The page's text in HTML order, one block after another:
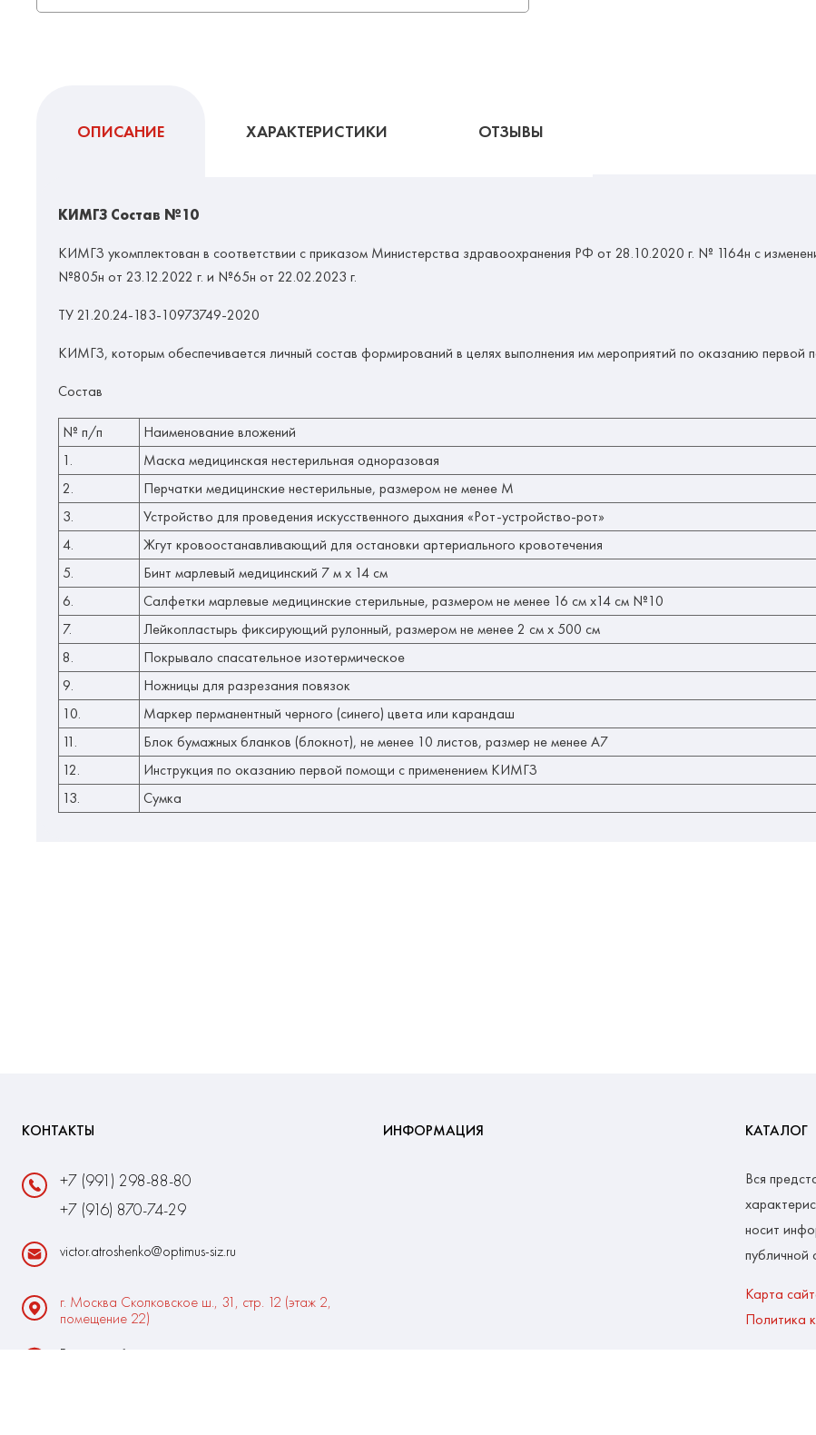
ОПИСАНИЕ ХАРАКТЕРИСТИКИ ОТЗЫВЫ
КИМГЗ Состав №10
КИМГЗ укомплектован в соответствии с приказом Министерства здравоохранения РФ от 28.10.2020 г. № 1164н с
№805н от 23.12.2022 г. и №65н от 22.02.2023 г.
ТУ 21.20.24-183-10973749-2020
КИМГЗ, которым обеспечивается личный состав формирований в целях выполнения им мероприятий по оказанию
Состав
№ п/п Наименование вложений
1.
Маска медицинская нестерильная одноразовая
2.
Перчатки медицинские нестерильные, размером не менее М
3.
Устройство для проведения искусственного дыхания «Рот-устройство-рот»
4.
Жгут кровоостанавливающий для остановки артериального кровотечения
5.
Бинт марлевый медицинский 7 м х 14 см
6.
Салфетки марлевые медицинские стерильные, размером не менее 16 см х14 см №10
7.
Лейкопластырь фиксирующий рулонный, размером не менее 2 см x 500 см
8.
Покрывало спасательное изотермическое
9.
Ножницы для разрезания повязок
10.
Маркер перманентный черного (синего) цвета или карандаш
11.
Блок бумажных бланков (блокнот), не менее 10 листов, размер не менее А7
12.
Инструкция по оказанию первой помощи с применением КИМГЗ
13.
Сумка
КОНТАКТЫ
+7 (991) 298-88-80
+7 (916) 870-74-29
victor.atroshenko@optimus-siz.ru
г. Москва Сколковское ш., 31, стр. 12 (этаж 2,
помещение 22)
Время работы:
ИНФОРМАЦИЯ КАТАЛОГ
Вся
носит
Карта
Политика